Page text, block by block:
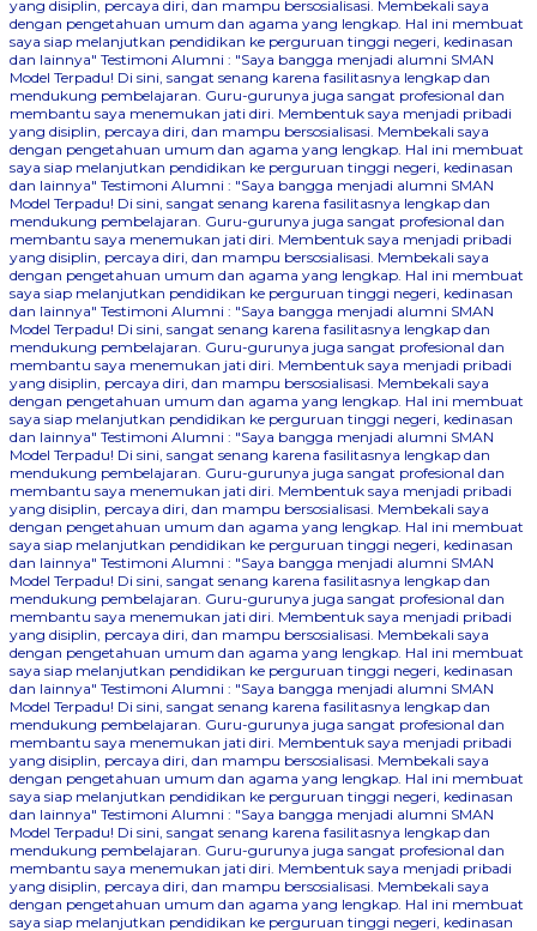
yang disiplin, percaya diri, dan mampu bersosialisasi. Membekali saya
dengan pengetahuan umum dan agama yang lengkap. Hal ini membuat
saya siap melanjutkan pendidikan ke perguruan tinggi negeri, kedinasan
dan lainnya" Testimoni Alumni : "Saya bangga menjadi alumni SMAN
Model Terpadu! Di sini, sangat senang karena fasilitasnya lengkap dan
mendukung pembelajaran. Guru-gurunya juga sangat profesional dan
membantu saya menemukan jati diri. Membentuk saya menjadi pribadi
yang disiplin, percaya diri, dan mampu bersosialisasi. Membekali saya
dengan pengetahuan umum dan agama yang lengkap. Hal ini membuat
saya siap melanjutkan pendidikan ke perguruan tinggi negeri, kedinasan
dan lainnya" Testimoni Alumni : "Saya bangga menjadi alumni SMAN
Model Terpadu! Di sini, sangat senang karena fasilitasnya lengkap dan
mendukung pembelajaran. Guru-gurunya juga sangat profesional dan
membantu saya menemukan jati diri. Membentuk saya menjadi pribadi
yang disiplin, percaya diri, dan mampu bersosialisasi. Membekali saya
dengan pengetahuan umum dan agama yang lengkap. Hal ini membuat
saya siap melanjutkan pendidikan ke perguruan tinggi negeri, kedinasan
dan lainnya" Testimoni Alumni : "Saya bangga menjadi alumni SMAN
Model Terpadu! Di sini, sangat senang karena fasilitasnya lengkap dan
mendukung pembelajaran. Guru-gurunya juga sangat profesional dan
membantu saya menemukan jati diri. Membentuk saya menjadi pribadi
yang disiplin, percaya diri, dan mampu bersosialisasi. Membekali saya
dengan pengetahuan umum dan agama yang lengkap. Hal ini membuat
saya siap melanjutkan pendidikan ke perguruan tinggi negeri, kedinasan
dan lainnya" Testimoni Alumni : "Saya bangga menjadi alumni SMAN
Model Terpadu! Di sini, sangat senang karena fasilitasnya lengkap dan
mendukung pembelajaran. Guru-gurunya juga sangat profesional dan
membantu saya menemukan jati diri. Membentuk saya menjadi pribadi
yang disiplin, percaya diri, dan mampu bersosialisasi. Membekali saya
dengan pengetahuan umum dan agama yang lengkap. Hal ini membuat
saya siap melanjutkan pendidikan ke perguruan tinggi negeri, kedinasan
dan lainnya" Testimoni Alumni : "Saya bangga menjadi alumni SMAN
Model Terpadu! Di sini, sangat senang karena fasilitasnya lengkap dan
mendukung pembelajaran. Guru-gurunya juga sangat profesional dan
membantu saya menemukan jati diri. Membentuk saya menjadi pribadi
yang disiplin, percaya diri, dan mampu bersosialisasi. Membekali saya
dengan pengetahuan umum dan agama yang lengkap. Hal ini membuat
saya siap melanjutkan pendidikan ke perguruan tinggi negeri, kedinasan
dan lainnya" Testimoni Alumni : "Saya bangga menjadi alumni SMAN
Model Terpadu! Di sini, sangat senang karena fasilitasnya lengkap dan
mendukung pembelajaran. Guru-gurunya juga sangat profesional dan
membantu saya menemukan jati diri. Membentuk saya menjadi pribadi
yang disiplin, percaya diri, dan mampu bersosialisasi. Membekali saya
dengan pengetahuan umum dan agama yang lengkap. Hal ini membuat
saya siap melanjutkan pendidikan ke perguruan tinggi negeri, kedinasan
dan lainnya" Testimoni Alumni : "Saya bangga menjadi alumni SMAN
Model Terpadu! Di sini, sangat senang karena fasilitasnya lengkap dan
mendukung pembelajaran. Guru-gurunya juga sangat profesional dan
membantu saya menemukan jati diri. Membentuk saya menjadi pribadi
yang disiplin, percaya diri, dan mampu bersosialisasi. Membekali saya
dengan pengetahuan umum dan agama yang lengkap. Hal ini membuat
saya siap melanjutkan pendidikan ke perguruan tinggi negeri, kedinasan